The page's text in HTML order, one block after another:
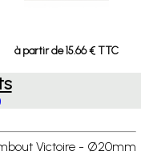
à partir de 15.66 € TTC
Victoire - Ø20mm